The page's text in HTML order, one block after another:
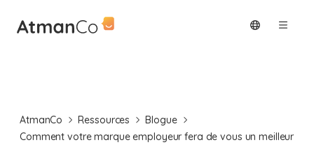
AtmanCo Ressources
Blogue
Comment votre marque employeur fera de vous un meilleur